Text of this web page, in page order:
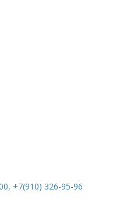
+7(910) 326-95-96